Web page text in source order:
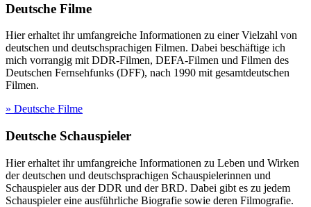
Deutsche Filme
Hier erhaltet ihr umfangreiche Informationen zu einer Vielzahl von
deutschen und deutschsprachigen Filmen. Dabei beschäftige ich
mich vorrangig mit DDR-Filmen, DEFA-Filmen und Filmen des
Deutschen Fernsehfunks (DFF), nach 1990 mit gesamtdeutschen
Filmen.
» Deutsche Filme
Deutsche Schauspieler
Hier erhaltet ihr umfangreiche Informationen zu Leben und Wirken
der deutschen und deutschsprachigen Schauspielerinnen und
Schauspieler aus der DDR und der BRD. Dabei gibt es zu jedem
Schauspieler eine ausführliche Biografie sowie deren Filmografie.